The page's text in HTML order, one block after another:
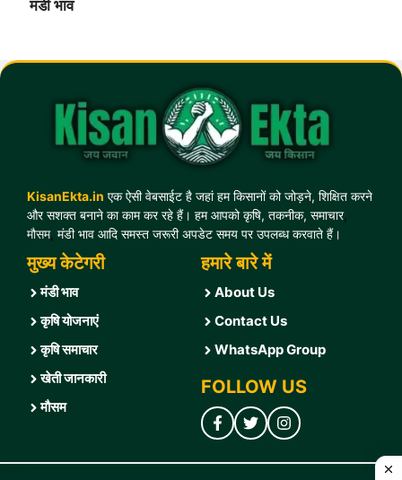
मंडी भाव
KisanEkta.in एक ऐसी वेबसाईट है जहां हम किसानों को जोड़ने, शिक्षित करने
और सशक्त बनाने का काम कर रहे हैं। हम आपको कृषि, तकनीक, समाचार,
मौसम, मंडी भाव आदि समस्त जरूरी अपडेट समय पर उपलब्ध करवाते हैं।
मुख्य केटेगरी
मंडी भाव
कृषि योजनाएं
कृषि समाचार
खेती जानकारी
मौसम
हमारे बारे में
About Us
Contact Us
WhatsApp Group
FOLLOW US